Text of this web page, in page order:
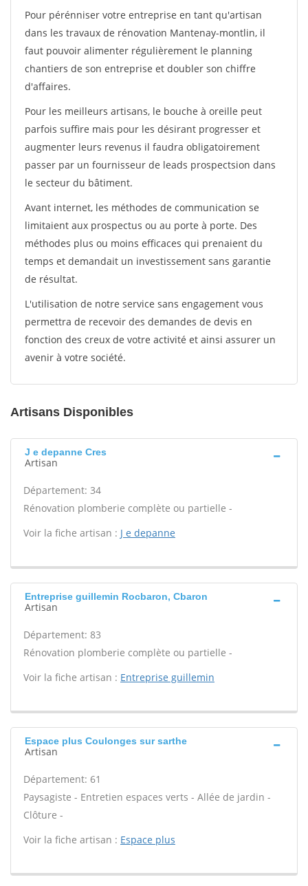
Pour pérénniser votre entreprise en tant qu'artisan
dans les travaux de rénovation Mantenay-montlin, il
faut pouvoir alimenter régulièrement le planning
chantiers de son entreprise et doubler son chiffre
d'affaires.
Pour les meilleurs artisans, le bouche à oreille peut
parfois suffire mais pour les désirant progresser et
augmenter leurs revenus il faudra obligatoirement
passer par un fournisseur de leads prospectsion dans
le secteur du bâtiment.
Avant internet, les méthodes de communication se
limitaient aux prospectus ou au porte à porte. Des
méthodes plus ou moins efficaces qui prenaient du
temps et demandait un investissement sans garantie
de résultat.
L'utilisation de notre service sans engagement vous
permettra de recevoir des demandes de devis en
fonction des creux de votre activité et ainsi assurer un
avenir à votre société.
Artisans Disponibles
J e depanne Cres
Artisan
Département: 34
Rénovation plomberie complète ou partielle -
Voir la fiche artisan : J e depanne
Entreprise guillemin Rocbaron, Cbaron
Artisan
Département: 83
Rénovation plomberie complète ou partielle -
Voir la fiche artisan : Entreprise guillemin
Espace plus Coulonges sur sarthe
Artisan
Département: 61
Paysagiste - Entretien espaces verts - Allée de jardin -
Clôture -
Voir la fiche artisan : Espace plus